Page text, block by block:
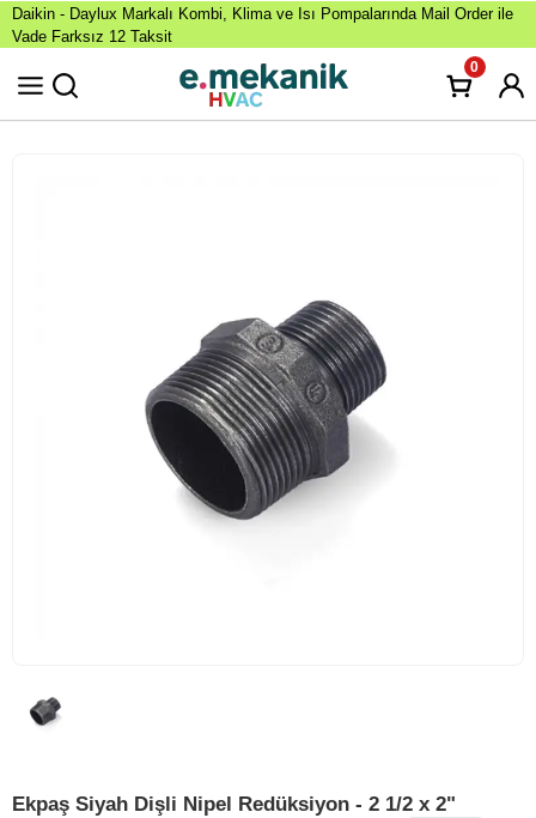
Daikin - Daylux Markalı Kombi, Klima ve Isı Pompalarında Mail Order ile
Vade Farksız 12 Taksit
0
Ekpaş Siyah Dişli Nipel Redüksiyon - 2 1/2 x 2"